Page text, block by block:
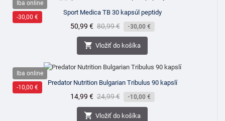
Iba online
-30,00 €
Sport Medica TB 30 kapsúl peptidy
Cena
50,99 € Bežná
cena
80,99 € -30,00 €
 Vložiť do košíka
Iba online
-10,00 €
Predator Nutrition Bulgarian Tribulus 90 kapslí
Cena
14,99 € Bežná
cena
24,99 € -10,00 €
 Vložiť do košíka